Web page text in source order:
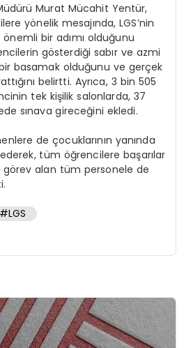
Murat Mücahit Yentür,
yönelik mesajında, LGS’nin
bir adımı olduğunu
gösterdiği sabır ve azmi
basamak olduğunu ve gerçek
belirtti. Ayrıca, 3 bin 505
tek kişilik salonlarda, 37
sınava gireceğini ekledi.
de çocuklarının yanında
tüm öğrencilere başarılar
görev alan tüm personele de
#LGS